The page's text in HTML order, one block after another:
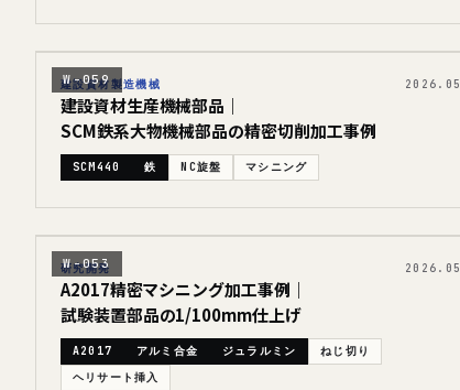
W-059
建設資材製造機械 2026.05
建設資材生産機械部品｜
SCM鉄系大物機械部品の精密切削加工事例
SCM440 鉄 NC旋盤 マシニング
W-053
研究開発 2026.05
A2017精密マシニング加工事例｜
試験装置部品の1/100mm仕上げ
A2017 アルミ合金 ジュラルミン
ねじ切り
ヘリサート挿入